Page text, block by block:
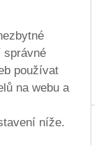
Cookies
&
správné
používat
na webu a
níže.